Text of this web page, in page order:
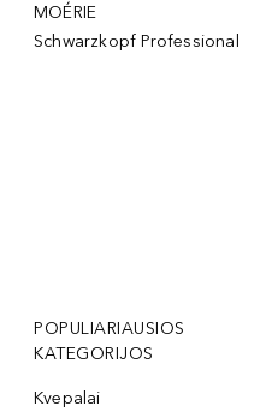
MOÉRIE
Schwarzkopf Professional
POPULIARIAUSIOS
KATEGORIJOS
Kvepalai